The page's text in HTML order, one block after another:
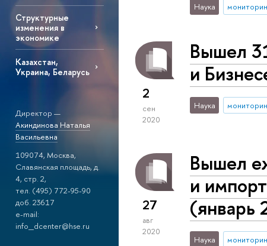
Структурные
изменения в
экономике
Казахстан,
Украина, Беларусь
Директор —
Акиндинова Наталья
Васильевна
109074, Москва,
Славянская площадь, д.
4, стр. 2,
тел. (495) 772-95-90
доб. 23617
e-mail:
info_dcenter@hse.ru
Наука
2
сен
2020
Вышел
и
Наука
27
авг
2020
Вышел
и
(январь
Наука